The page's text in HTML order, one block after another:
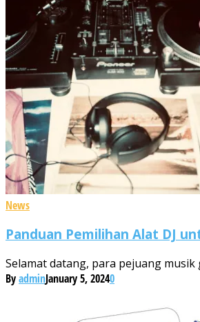
News
Panduan Pemilihan Alat DJ
Selamat datang, para pejuang musik
ByadminJanuary 5, 20240